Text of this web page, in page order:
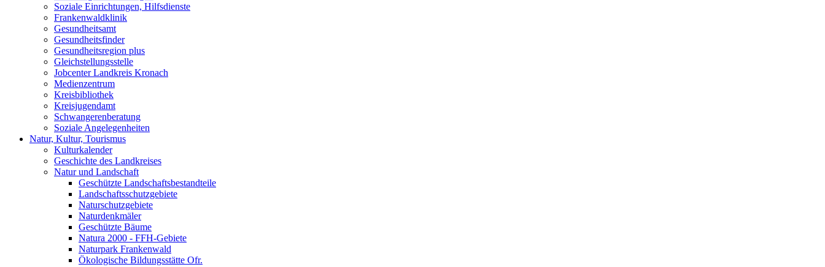
Soziale Einrichtungen, Hilfsdienste
Frankenwaldklinik
Gesundheitsamt
Gesundheitsfinder
Gesundheitsregion plus
Gleichstellungsstelle
Jobcenter Landkreis Kronach
Medienzentrum
Kreisbibliothek
Kreisjugendamt
Schwangerenberatung
Soziale Angelegenheiten
Natur, Kultur, Tourismus
Kulturkalender
Geschichte des Landkreises
Natur und Landschaft
Geschützte Landschaftsbestandteile
Landschaftsschutzgebiete
Naturschutzgebiete
Naturdenkmäler
Geschützte Bäume
Natura 2000 - FFH-Gebiete
Naturpark Frankenwald
Ökologische Bildungsstätte Ofr.